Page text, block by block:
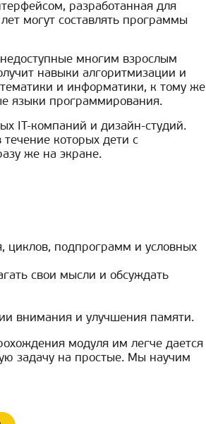
разработанная для
могут составлять программы
многим взрослым
навыки алгоритмизации и
и информатики, к тому же
языки программирования.
IT-компаний и дизайн-студий.
которых дети с
же на экране.
циклов, подпрограмм и условных
свои мысли и обсуждать
внимания и улучшения памяти.
модуля им легче дается
задачу на простые. Мы научим